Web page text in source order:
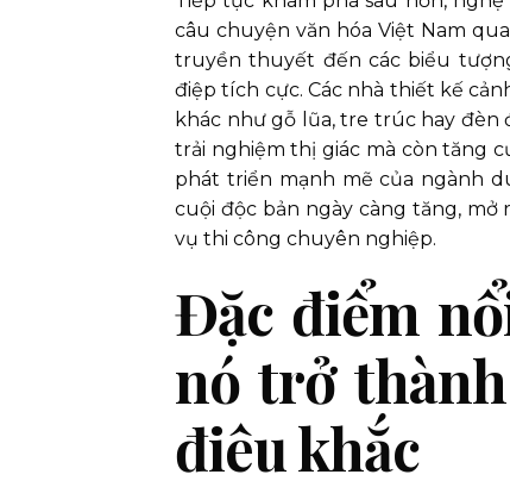
câu chuyện văn hóa Việt Nam
truyền thuyết đến các biểu
điệp tích cực. Các nhà thiết kế
khác như gỗ lũa, tre trúc hay đèn
trải nghiệm thị giác mà còn tăng
phát triển mạnh mẽ của ngành
cuội độc bản ngày càng tăng, mở
vụ thi công chuyên nghiệp.
Đặc điểm
nó trở
điêu khắc